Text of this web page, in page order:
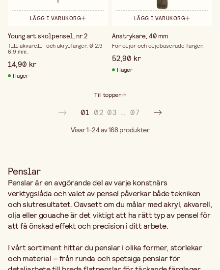
LÄGG I VARUKORG
Young art skolpensel, nr 2
Till akvarell- och akrylfärger. Ø 2,9-
6,9 mm.
14,90 kr
I lager
LÄGG I VARUKORG
Anstrykare, 40 mm
För oljor och oljebaserade färger.
52,90 kr
I lager
Till toppen
01 02 03 … 07
Visar 1-24 av 168 produkter
Penslar
Penslar är en avgörande del av varje konstnärs
verktygslåda och valet av pensel påverkar både tekniken
och slutresultatet. Oavsett om du målar med akryl, akvarell,
olja eller gouache är det viktigt att ha rätt typ av pensel för
att få önskad effekt och precision i ditt arbete.
I vårt sortiment hittar du penslar i olika former, storlekar
och material – från runda och spetsiga penslar för